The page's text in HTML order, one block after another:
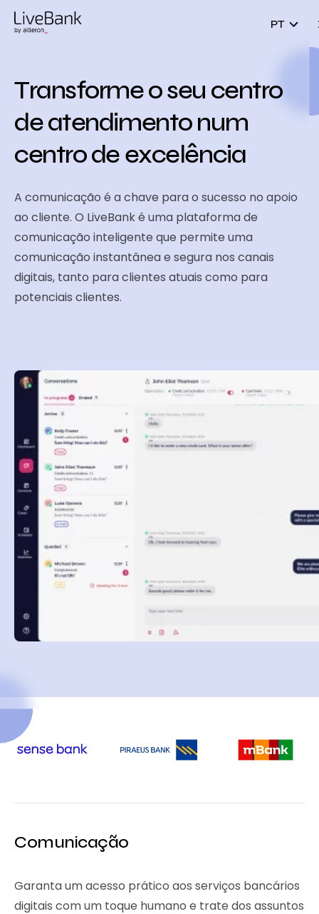
PT
Transforme o seu centro
de atendimento num
centro deexcelência
A comunicação é a chave para o sucesso no apoio
ao cliente. O LiveBank é uma plataforma de
comunicação inteligente que permite uma
comunicação instantânea e segura nos canais
digitais, tanto para clientes atuais como para
potenciais clientes.
Comunicação
Garanta um acesso prático aos serviços bancários
digitais com um toque humano e trate dos assuntos